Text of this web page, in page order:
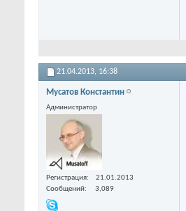
21.04.2013, 16:38
Мусатов Константин
Администратор
Регистрация
21.01.2013
Сообщений
3,089